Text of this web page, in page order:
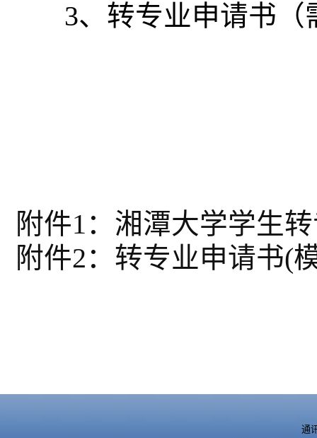
3、转专业申请书
附件1：湘潭大学学生
附件2：转专业申请书(
通